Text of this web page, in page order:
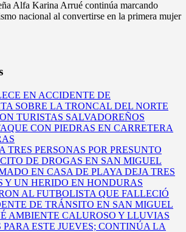
Alfa Karina Arrué continúa marcando
nacional al convertirse en la primera mujer
EN ACCIDENTE DE
SOBRE LA TRONCAL DEL NORTE
TURISTAS SALVADOREÑOS
CON PIEDRAS EN CARRETERA
TRES PERSONAS POR PRESUNTO
DE DROGAS EN SAN MIGUEL
EN CASA DE PLAYA DEJA TRES
Y UN HERIDO EN HONDURAS
AL FUTBOLISTA QUE FALLECIÓ
DE TRÁNSITO EN SAN MIGUEL
AMBIENTE CALUROSO Y LLUVIAS
ESTE JUEVES; CONTINÚA LA